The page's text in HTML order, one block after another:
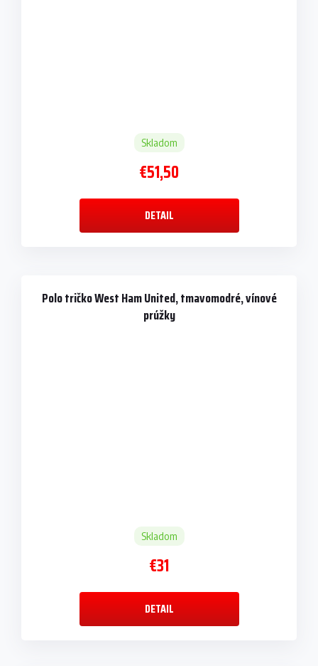
Skladom
€51,50
DETAIL
Polo tričko West Ham United, tmavomodré, vínové
prúžky
Skladom
€31
DETAIL